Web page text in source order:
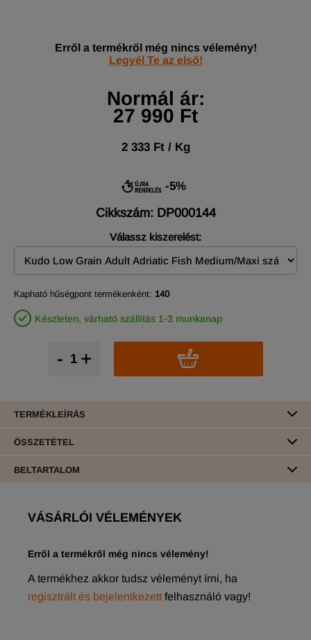
Erről a termékről még nincs vélemény!
Legyél Te az első!
Normál ár:
27 990 Ft
2 333 Ft / Kg
-5%
Cikkszám: DP000144
Válassz kiszerelést:
Kapható hűségpont termékenként: 140
Készleten, várható szállítás 1-3 munkanap
+
-
TERMÉKLEÍRÁS
ÖSSZETÉTEL
BELTARTALOM
VÁSÁRLÓI VÉLEMÉNYEK
Erről a termékről még nincs vélemény!
A termékhez akkor tudsz véleményt írni, ha
regisztrált és bejelentkezett felhasználó vagy!